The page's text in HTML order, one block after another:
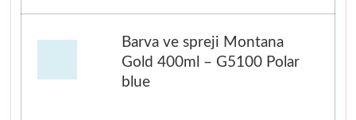
Barva ve spreji Montana
Gold 400ml – G5100 Polar
blue